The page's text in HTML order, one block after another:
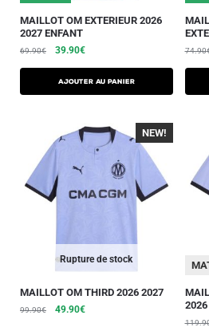
MAILLOT OM EXTERIEUR 2026
2027 ENFANT
69.90€ 39.90€
AJOUTER AU PANIER
74.90
Rupture de stock
-40%
NEW!
MAILLOT OM THIRD 2026 2027
99.90€ 49.90€